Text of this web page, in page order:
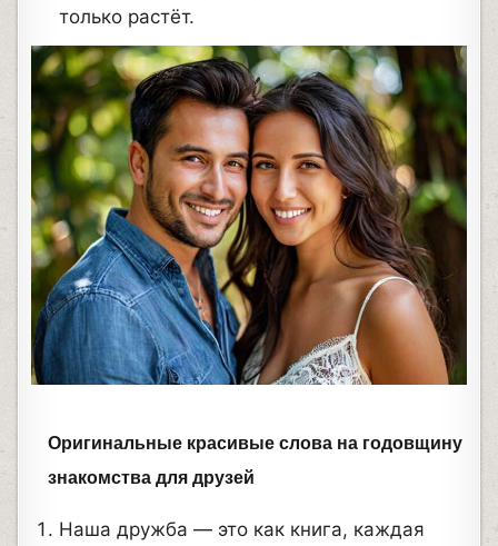
только растёт.
Оригинальные красивые слова на годовщину
знакомства для друзей
Наша дружба — это как книга, каждая